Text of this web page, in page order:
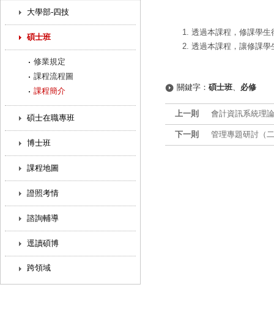
大學部-四技
碩士班
修業規定
課程流程圖
課程簡介
碩士在職專班
博士班
課程地圖
證照考情
諮詢輔導
逕讀碩博
跨領域
透過本課程，修課學
透過本課程，讓修課
關鍵字： 碩士班、 必修
上一則 會計資訊系統理
下一則 管理專題研討（